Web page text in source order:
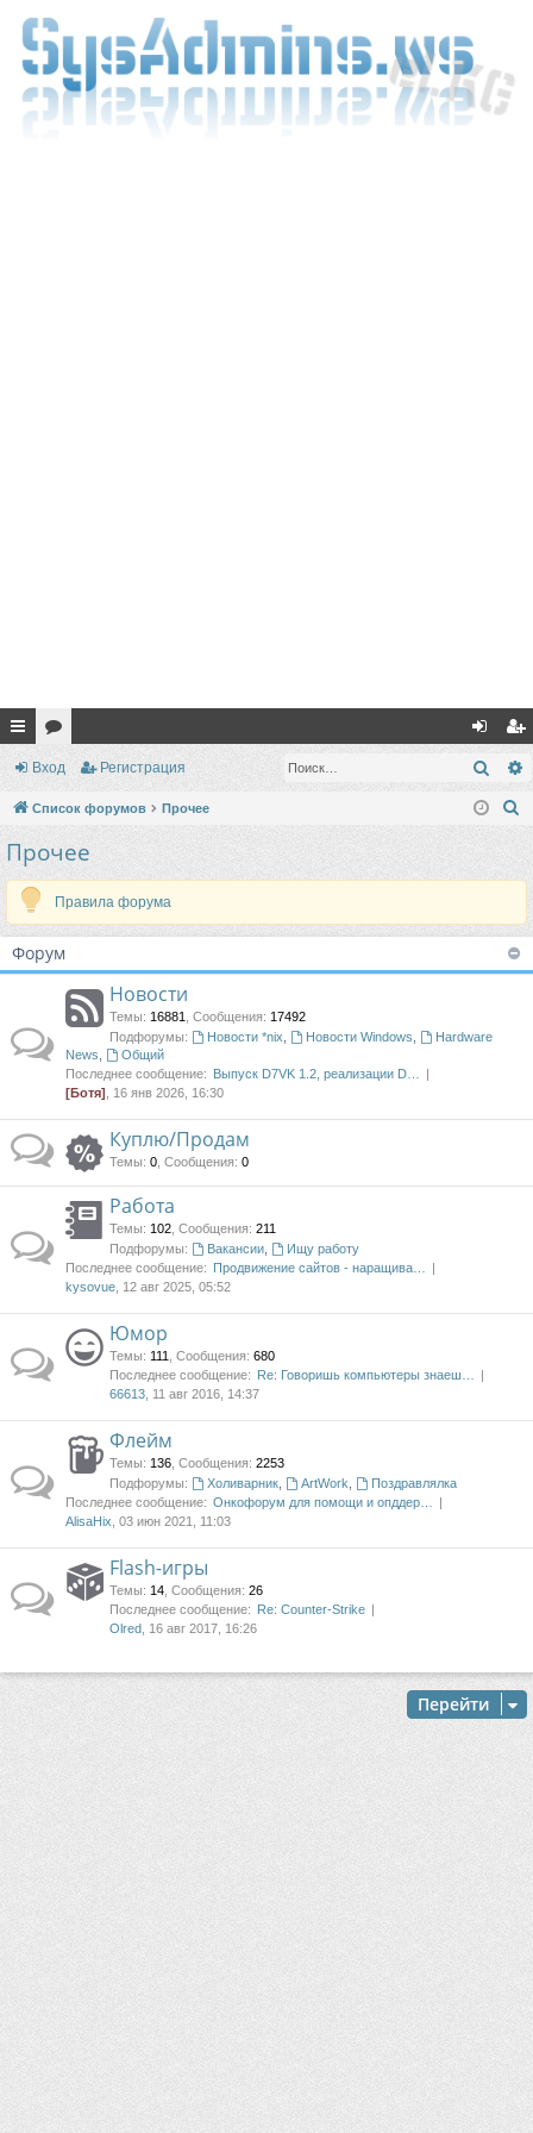
с
ы
ор хо
д
ег
ис
Вход Регистрация
Список форумов Прочее
с
Прочее
Правила форума
Форум
Новости
Темы: 16881 Сообщения: 17492
Подфорумы:
Новости *nix Новости Windows
Hardware
News
Общий
Последнее сообщение: Выпуск D7VK 1.2, реализации D…
[Ботя] , 16 янв 2026, 16:30
Куплю/Продам
Темы: 0 Сообщения: 0
Работа
Темы: 102 Сообщения: 211
Подфорумы:
Вакансии,
Ищу работу
Последнее сообщение: Продвижение сайтов - наращива…
kysovue , 12 авг 2025, 05:52
Юмор
Темы: 111 Сообщения: 680
Последнее сообщение: Re: Говоришь компьютеры знаеш…
66613 , 11 авг 2016, 14:37
Флейм
Темы: 136 Сообщения: 2253
Подфорумы:
Холиварник, ArtWork
Поздравлялка
Последнее сообщение: Онкофорум для помощи и опддер…
AlisaHix , 03 июн 2021, 11:03
Flash-игры
Темы: 14 Сообщения: 26
Последнее сообщение: Re: Counter-Strike
Olred , 16 авг 2017, 16:26
Перейти